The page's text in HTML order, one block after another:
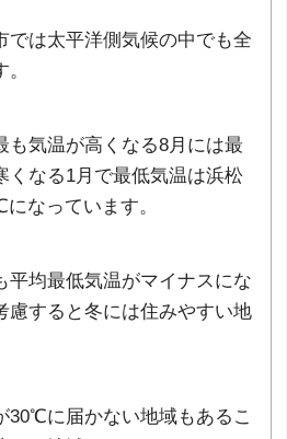
では太平洋側気候の中でも全
も気温が高くなる8月には最
なる1月で最低気温は浜松
なっています。
平均最低気温がマイナスにな
慮すると冬には住みやすい地
30℃に届かない地域もあるこ